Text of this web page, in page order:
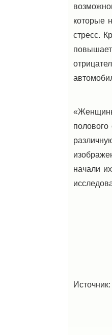
которые
стресс.
начали